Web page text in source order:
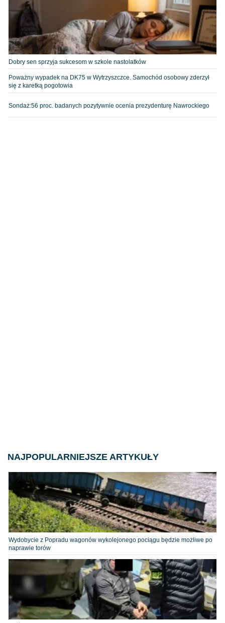
Dobry sen sprzyja sukcesom w szkole nastolatków
Poważny wypadek na DK75 w Wytrzyszczce. Samochód osobowy zderzył
się z karetką pogotowia
​Sondaż:56 proc. badanych pozytywnie ocenia prezydenturę Nawrockiego
NAJPOPULARNIEJSZE ARTYKUŁY
Wydobycie z Popradu wagonów wykolejonego pociągu będzie możliwe po
naprawie torów